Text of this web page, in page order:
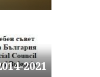
2021